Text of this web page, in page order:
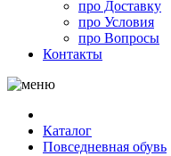
про Доставку
про Условия
про Вопросы
Контакты
Каталог
Повседневная обувь